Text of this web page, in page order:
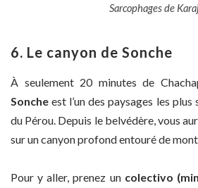
Sarcophages de
6. Le canyon de Sonche
À seulement 20 minutes de
Sonche est l’un des paysages les
du Pérou. Depuis le belvédère, vous
sur un canyon profond entouré de
Pour y aller, prenez un colectivo